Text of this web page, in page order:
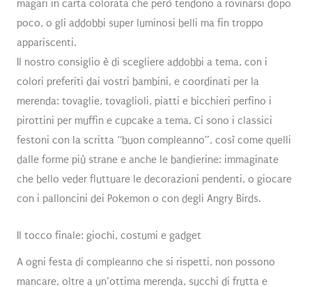
magari in carta colorata che però tendono a rovinarsi dopo
poco, o gli addobbi super luminosi belli ma fin troppo
appariscenti.
Il nostro consiglio è di scegliere addobbi a tema, con i
colori preferiti dai vostri bambini, e coordinati per la
merenda: tovaglie, tovaglioli, piatti e bicchieri perfino i
pirottini per muffin e cupcake a tema. Ci sono i classici
festoni con la scritta “buon compleanno”, così come quelli
dalle forme più strane e anche le bandierine: immaginate
che bello veder fluttuare le decorazioni pendenti, o giocare
con i palloncini dei Pokemon o con degli Angry Birds.
Il tocco finale: giochi, costumi e gadget
A ogni festa di compleanno che si rispetti, non possono
mancare, oltre a un’ottima merenda, succhi di frutta e